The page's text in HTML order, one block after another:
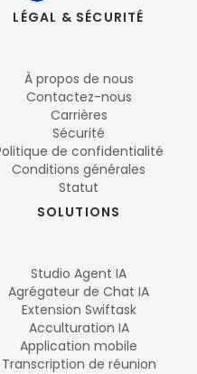
LÉGAL & SÉCURITÉ
À propos de nous
Contactez-nous
Carrières
Sécurité
de confidentialité
Conditions générales
Statut
SOLUTIONS
Studio Agent IA
Agrégateur de Chat IA
Extension Swiftask
Acculturation IA
Application mobile
Transcription de réunion